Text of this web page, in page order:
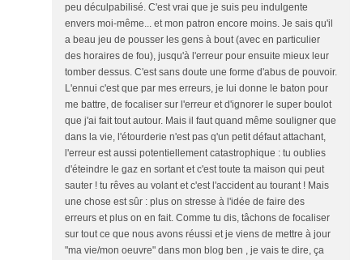
peu déculpabilisé. C'est vrai que je suis peu indulgente
envers moi-même... et mon patron encore moins. Je sais qu'il
a beau jeu de pousser les gens à bout (avec en particulier
des horaires de fou), jusqu'à l'erreur pour ensuite mieux leur
tomber dessus. C'est sans doute une forme d'abus de pouvoir.
L'ennui c'est que par mes erreurs, je lui donne le baton pour
me battre, de focaliser sur l'erreur et d'ignorer le super boulot
que j'ai fait tout autour. Mais il faut quand même souligner que
dans la vie, l'étourderie n'est pas q'un petit défaut attachant,
l'erreur est aussi potentiellement catastrophique : tu oublies
d'éteindre le gaz en sortant et c'est toute ta maison qui peut
sauter ! tu rêves au volant et c'est l'accident au tourant ! Mais
une chose est sûr : plus on stresse à l'idée de faire des
erreurs et plus on en fait. Comme tu dis, tâchons de focaliser
sur tout ce que nous avons réussi et je viens de mettre à jour
"ma vie/mon oeuvre" dans mon blog ben , je vais te dire, ça